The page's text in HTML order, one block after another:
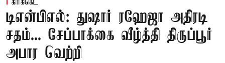
கிரிக்கெட்
டிஎன்பிஎல்: துஷார் ரஹேஜா அதிரடி
சதம்... சேப்பாக்கை வீழ்த்தி திருப்பூர்
அபார வெற்றி